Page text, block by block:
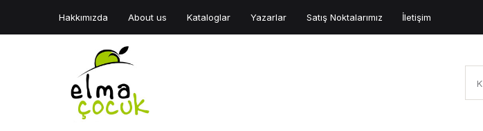
Hakkımızda About us Kataloglar Yazarlar Satış Noktalarımız İletişim